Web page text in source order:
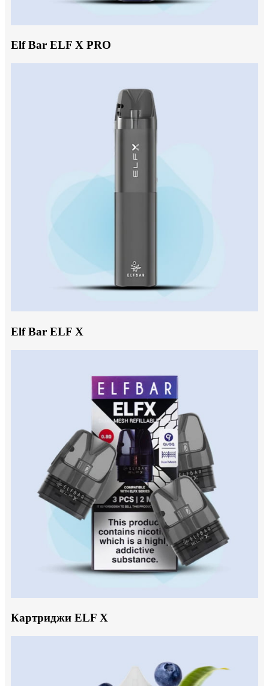
Elf Bar ELF X PRO
Elf Bar ELF X
Картриджи ELF X